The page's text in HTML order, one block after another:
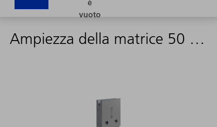
Ampiezza della matrice 50 mm